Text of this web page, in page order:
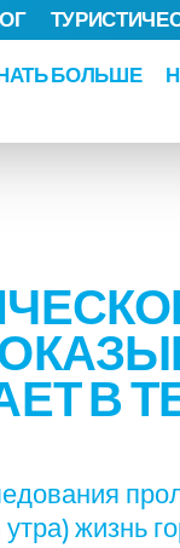
БОЛЬШЕ
В
жизнь